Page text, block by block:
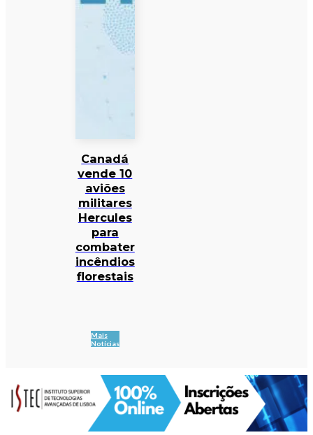
Canadá
vende 10
aviões
militares
Hercules
para
combater
incêndios
florestais
Mais
Notícias